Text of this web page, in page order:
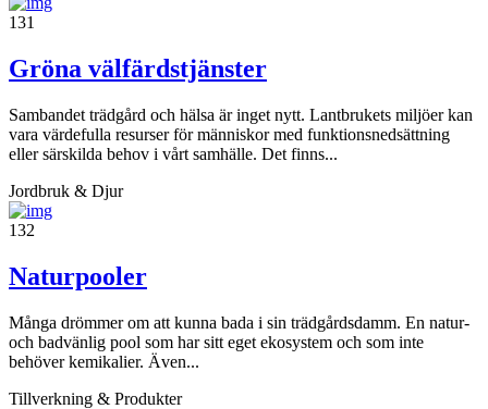
131
Gröna välfärdstjänster
Sambandet trädgård och hälsa är inget nytt. Lantbrukets miljöer kan
vara värdefulla resurser för människor med funktionsnedsättning
eller särskilda behov i vårt samhälle. Det finns...
Jordbruk & Djur
132
Naturpooler
Många drömmer om att kunna bada i sin trädgårdsdamm. En natur-
och badvänlig pool som har sitt eget ekosystem och som inte
behöver kemikalier. Även...
Tillverkning & Produkter